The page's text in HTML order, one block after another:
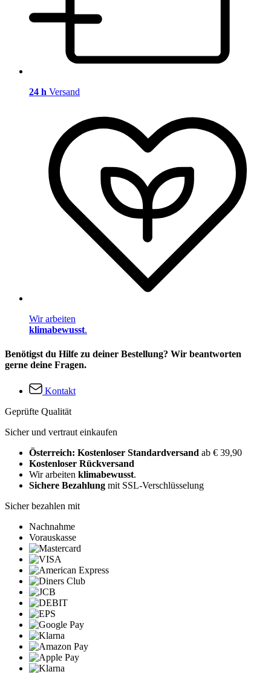
24 h Versand
Wir arbeiten
klimabewusst.
Benötigst du Hilfe zu deiner Bestellung? Wir beantworten
gerne deine Fragen.
Kontakt
Geprüfte Qualität
Sicher und vertraut einkaufen
Österreich: Kostenloser Standardversand ab € 39,90
Kostenloser Rückversand
Wir arbeiten klimabewusst.
Sichere Bezahlung mit SSL-Verschlüsselung
Sicher bezahlen mit
Nachnahme
Vorauskasse